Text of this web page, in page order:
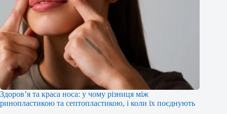
Здоров’я та краса носа: у чому різниця між
ринопластикою та септопластикою, і коли їх поєднують